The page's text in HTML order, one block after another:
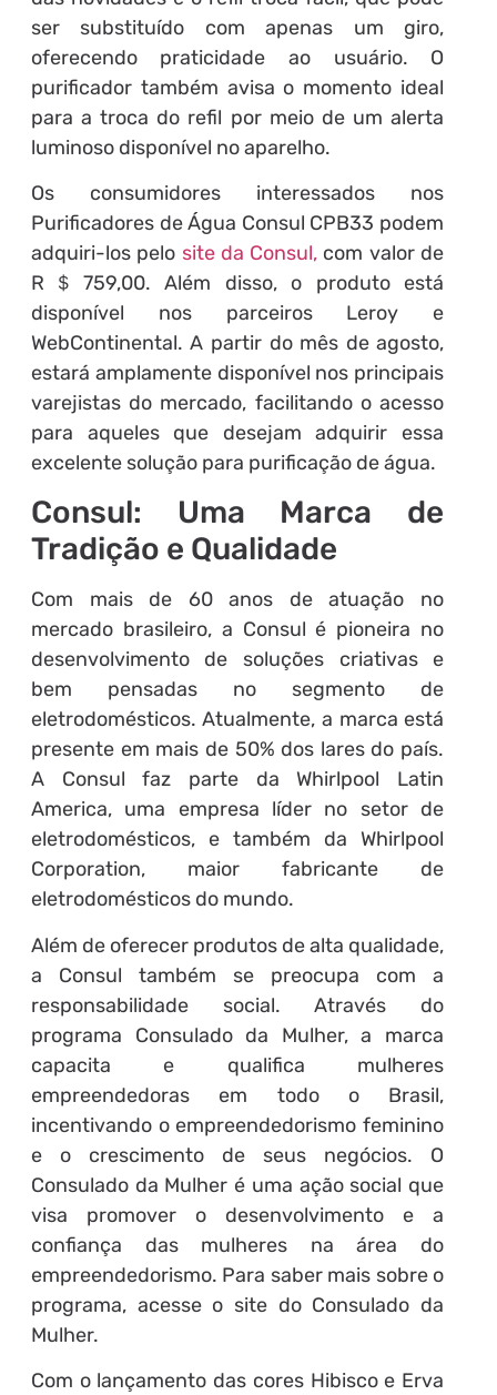
ser substituído com apenas um giro,
oferecendo praticidade ao usuário. O
purificador também avisa o momento ideal
para a troca do refil por meio de um alerta
luminoso disponível no aparelho.
Os consumidores interessados nos
Purificadores de Água Consul CPB33 podem
adquiri-los pelo site da Consul, com valor de
R＄759,00. Além disso, o produto está
disponível nos parceiros Leroy e
WebContinental. A partir do mês de agosto,
estará amplamente disponível nos principais
varejistas do mercado, facilitando o acesso
para aqueles que desejam adquirir essa
excelente solução para purificação de água.
Consul: Uma Marca de
Tradição e Qualidade
Com mais de 60 anos de atuação no
mercado brasileiro, a Consul é pioneira no
desenvolvimento de soluções criativas e
bem pensadas no segmento de
eletrodomésticos. Atualmente, a marca está
presente em mais de 50% dos lares do país.
A Consul faz parte da Whirlpool Latin
America, uma empresa líder no setor de
eletrodomésticos, e também da Whirlpool
Corporation, maior fabricante de
eletrodomésticos do mundo.
Além de oferecer produtos de alta qualidade,
a Consul também se preocupa com a
responsabilidade social. Através do
programa Consulado da Mulher, a marca
capacita e qualifica mulheres
empreendedoras em todo o Brasil,
incentivando o empreendedorismo feminino
e o crescimento de seus negócios. O
Consulado da Mulher é uma ação social que
visa promover o desenvolvimento e a
confiança das mulheres na área do
empreendedorismo. Para saber mais sobre o
programa, acesse o site do Consulado da
Mulher.
Com o lançamento das cores Hibisco e Erva